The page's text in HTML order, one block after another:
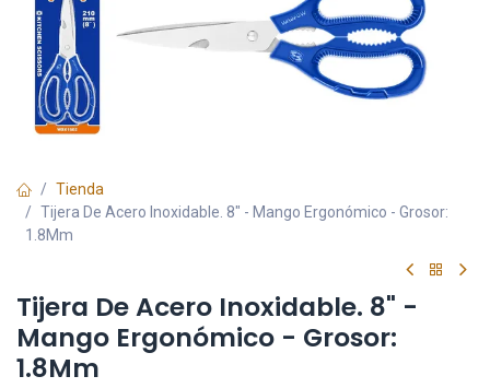
Tienda
Tijera De Acero Inoxidable. 8" - Mango Ergonómico - Grosor:
1.8Mm
Tijera De Acero Inoxidable. 8" -
Mango Ergonómico - Grosor:
1.8Mm